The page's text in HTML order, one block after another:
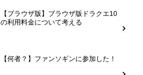
【ブラウザ版】ブラウザ版ドラクエ10
の利用料金について考える
【何者？】ファンソギンに参加した！